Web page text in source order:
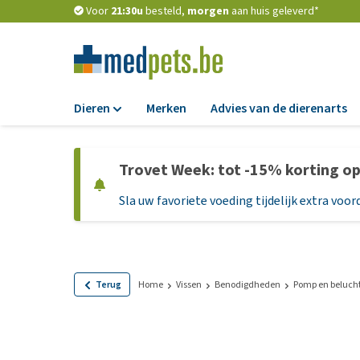
Voor 21:30u besteld, morgen aan huis geleverd*
Dieren
Hondenbrokken
Natvoer
Graanvrij
Merken Advies van de dierenarts
Trovet Week: tot -15% korting
Sla uw favoriete voeding tijdelijk extra
Terug Home Vissen Benodigdheden Pomp en